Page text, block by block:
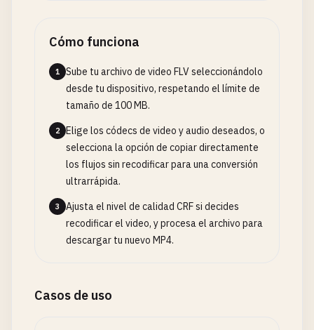
Cómo funciona
1
Sube tu archivo de video FLV seleccionándolo
desde tu dispositivo, respetando el límite de
tamaño de 100 MB.
2
Elige los códecs de video y audio deseados, o
selecciona la opción de copiar directamente
los flujos sin recodificar para una conversión
ultrarrápida.
3
Ajusta el nivel de calidad CRF si decides
recodificar el video, y procesa el archivo para
descargar tu nuevo MP4.
Casos de uso